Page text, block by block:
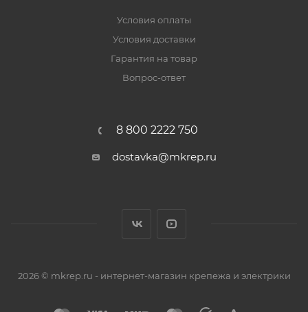
Условия оплаты
Условия доставки
Гарантия на товар
Вопрос-ответ
8 800 2222 750
dostavka@mkrep.ru
2026 © mkrep.ru - интернет-магазин крепежа и электрики